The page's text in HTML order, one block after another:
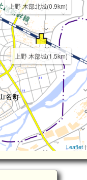
上野 木部北城(0.9km)
上野 木部城(1.5km)
Leaflet |